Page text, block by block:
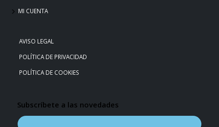
MI CUENTA
AVISO LEGAL
POLÍTICA DE PRIVACIDAD
POLÍTICA DE COOKIES
Subscríbete a las novedades